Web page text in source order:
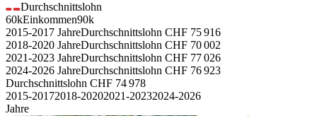
Durchschnittslohn
60kEinkommen90k
2015-2017 JahreDurchschnittslohn CHF 75 916
2018-2020 JahreDurchschnittslohn CHF 70 002
2021-2023 JahreDurchschnittslohn CHF 77 026
2024-2026 JahreDurchschnittslohn CHF 76 923
Durchschnittslohn CHF 74 978
2015-20172018-20202021-20232024-2026
Jahre